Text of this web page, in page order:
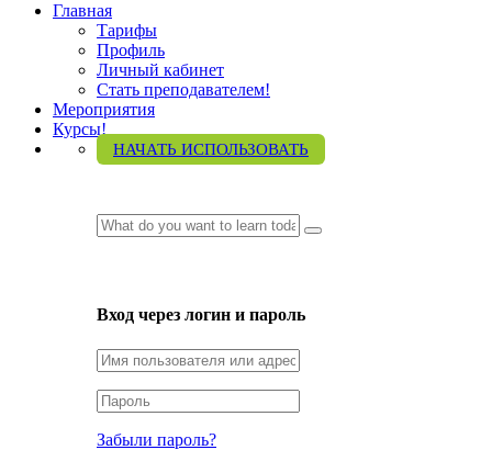
Главная
Тарифы
Профиль
Личный кабинет
Стать преподавателем!
Мероприятия
Курсы!
НАЧАТЬ ИСПОЛЬЗОВАТЬ
Вход через логин и пароль
Забыли пароль?